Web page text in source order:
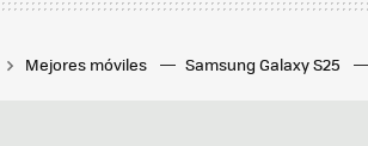
Mejores móviles Samsung Galaxy S25